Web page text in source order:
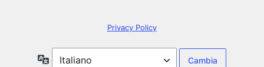
Privacy Policy
Lingua